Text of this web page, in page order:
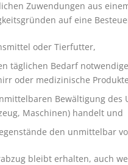
Zuwendungen aus
auf eine
oder Tierfutter,
täglichen Bedarf
oder medizinische
Bewältigung des
Maschinen) handelt und
den unmittelbar
bleibt erhalten, auch